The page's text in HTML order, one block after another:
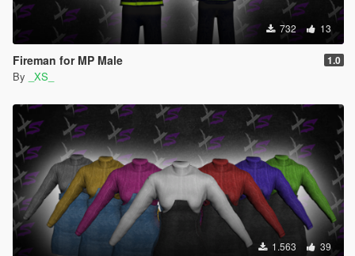
732 13
Fireman for MP Male 1.0
By _XS_
1.563 39